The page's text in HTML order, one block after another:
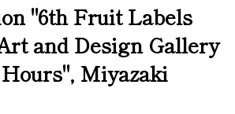
"6th Fruit Labels
and Design Gallery
Miyazaki